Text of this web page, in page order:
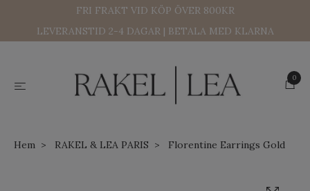
FRI FRAKT VID KÖP ÖVER 800KR
LEVERANSTID 2-4 DAGAR | BETALA MED KLARNA
0
Hem RAKEL & LEA PARIS Florentine Earrings Gold